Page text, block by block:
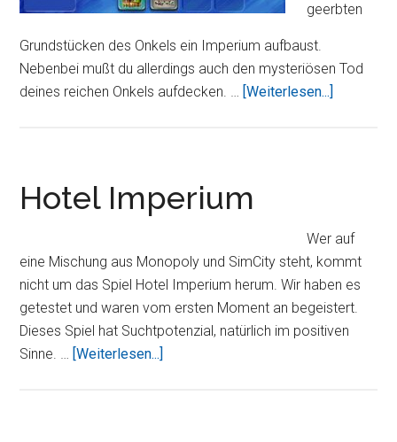
geerbten
Grundstücken des Onkels ein Imperium aufbaust.
Nebenbei mußt du allerdings auch den mysteriösen Tod
deines reichen Onkels aufdecken. … [Weiterlesen...]
deinen
eigenen
Hotel Imperium
Wer auf
eine Mischung aus Monopoly und SimCity steht, kommt
nicht um das Spiel Hotel Imperium herum. Wir haben es
getestet und waren vom ersten Moment an begeistert.
Dieses Spiel hat Suchtpotenzial, natürlich im positiven
Sinne. … [Weiterlesen...]